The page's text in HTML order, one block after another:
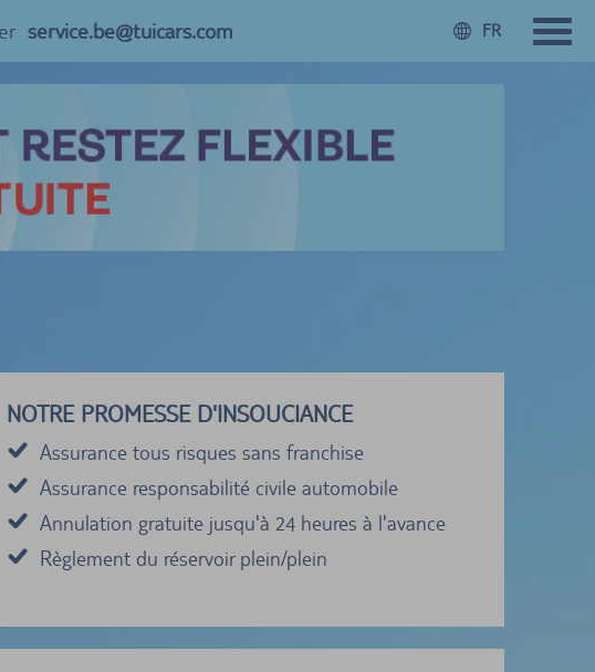
FR
service.be@tuicars.com
NOTRE PROMESSE D'INSOUCIANCE
Assurance tous risques sans franchise
Assurance responsabilité civile automobile
Annulation gratuite jusqu'à 24 heures à l'avance
Règlement du réservoir plein/plein